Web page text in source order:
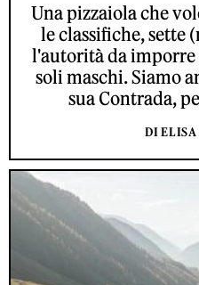
Una pizzaiola che
le classifiche, sette
l'autorità da
soli maschi. Siamo
sua Contrada,
DI ELISA